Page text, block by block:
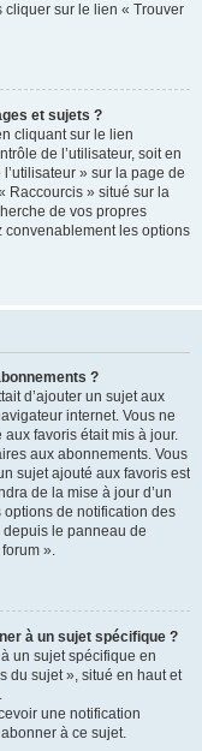
cliquer sur le lien « Trouver
et sujets ?
cliquant sur le lien
de l’utilisateur, soit en
» sur la page de
Raccourcis » situé sur la
de vos propres
convenablement les options
?
d’ajouter un sujet aux
internet. Vous ne
favoris était mis à jour.
aux abonnements. Vous
sujet ajouté aux favoris est
de la mise à jour d’un
options de notification des
le panneau de
».
à un sujet spécifique ?
un sujet spécifique en
du sujet », situé en haut et
une notification
à ce sujet.